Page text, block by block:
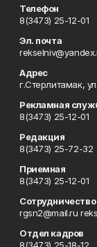
Телефон
8(3473) 25-12-01
Эл. почта
Адрес
г.Стерлитамак,
Рекламная
8(3473) 25-12-01
Редакция
8(3473) 25-72-32
Приемная
8(3473) 25-12-01
Сотрудничество
rgsn2@mail.ru
Отдел кадров